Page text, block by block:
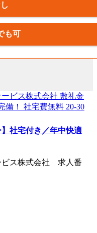
も可
社宅付き／年中快適
ビス株式会社 求人番